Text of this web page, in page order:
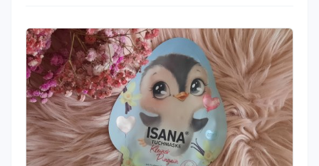
rezultaty na skórze. Maseczka "Kleiner Pinguin"
wykonana została z materiałów w 100% pochodzenia
naturalnego, była odpowiednio gruba i świetnie
nasączona esencją. Nie byłam zaskoczona też, że
pachniała wanilią, bo jej ekstrakt znajduje się właśnie w
tym produkcie. Po zakończonej pielęgnacji zauważyłam
na skórze obiecane przed producenta działanie więc
jestem tym produktem usatysfakcjonowana.